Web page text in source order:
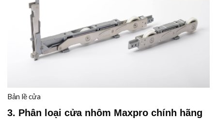
Bản lề cửa
3. Phân loại cửa nhôm Maxpro chính hãng